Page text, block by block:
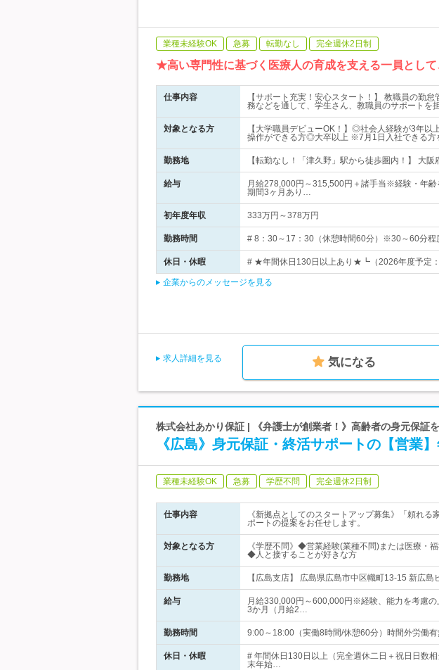
業種未経験OK 急募 転勤なし 完全週休2日制
★高い専門性に基づく医療人の育成を支える一員とし
仕事内容
【サポート充実！安心スタート！】 教職員の勤
務などを通して、学生さん、教職員のサポートを担
対象となる方
【大学職員デビューOK！】◎社会人経験が3年
操作ができる方◎大卒以上 ※7月1日入社できる方
勤務地 【転勤なし！「津久野」駅から徒歩圏内！】 大
給与
月給278,000円～315,500円＋諸手当※経験・年
期間3ヶ月あり…
初年度年収 333万円～378万円
勤務時間 # 8：30～17：30（休憩時間60分）※30～60分
休日・休暇 # ★年間休日130日以上あり★┗（2026年度予定
企業からのメッセージを見る
求人詳細を見る 気になる
株式会社あかり保証 | 《弁護士が創業者！》高齢者の身元保証
《広島》身元保証・終活サポートの【営業
業種未経験OK 急募 学歴不問 完全週休2日制
仕事内容
《新拠点としてのスタートアップ募集》「頼れ
ポートの提案をお任せします。
対象となる方
《学歴不問》◆営業経験(業種不問)または医療・
◆人と接することが好きな方
勤務地 【広島支店】 広島県広島市中区幟町13-15 新
給与
月給330,000円～600,000円※経験、能力を考慮
3か月（月給2…
勤務時間 9:00～18:00（実働8時間/休憩60分）時間外労働
休日・休暇
# 年間休日130日以上（完全週休二日＋祝日日数
末年始…